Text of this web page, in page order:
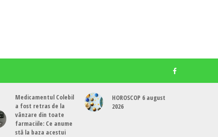
Medicamentul Colebil
a fost retras de la
vânzare din toate
farmaciile: Ce anume
stă la baza acestui
HOROSCOP 6 august
2026